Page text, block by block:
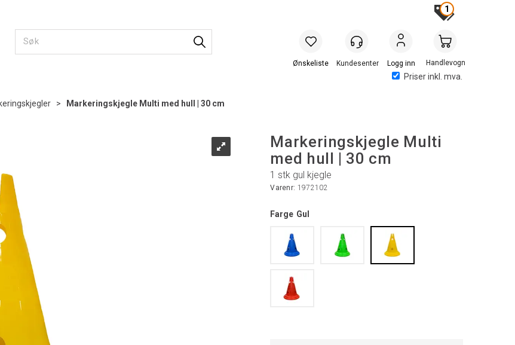
Priser inkl. mva.
Logg inn Handlevogn
1
> Markeringskjegle Multi med hull | 30 cm
Markeringskjegle Multi
med hull | 30 cm
1 stk gul kjegle
Varenr: 1972102
Farge Gul